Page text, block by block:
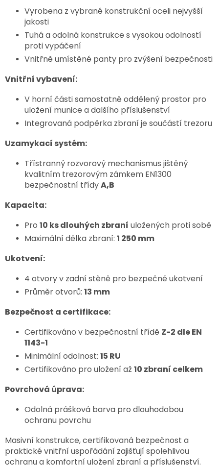
Vyrobena z vybrané konstrukční oceli nejvyšší
jakosti
Tuhá a odolná konstrukce s vysokou odolností
proti vypáčení
Vnitřně umístěné panty pro zvýšení bezpečnosti
Vnitřní vybavení:
V horní části samostatně oddělený prostor pro
uložení munice a dalšího příslušenství
Integrovaná podpěrka zbraní je součástí trezoru
Uzamykací systém:
Třístranný rozvorový mechanismus jištěný
kvalitním trezorovým zámkem EN1300
bezpečnostní třídyA,B
Kapacita:
Pro 10 ks dlouhých zbraní uložených proti sobě
Maximální délka zbraní: 1 250 mm
Ukotvení:
4 otvory v zadní stěně pro bezpečné ukotvení
Průměr otvorů: 13 mm
Bezpečnost a certifikace:
Certifikováno v bezpečnostní třídě Z-2 dle EN
1143-1
Minimální odolnost: 15 RU
Certifikováno pro uložení až 10 zbraní celkem
Povrchová úprava:
Odolná prášková barva pro dlouhodobou
ochranu povrchu
Masivní konstrukce, certifikovaná bezpečnost a
praktické vnitřní uspořádání zajišťují spolehlivou
ochranu a komfortní uložení zbraní a příslušenství.